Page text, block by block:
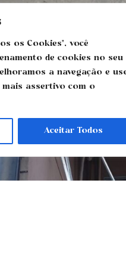
os Cookies", você
de cookies no seu
a navegação e
mais assertivo com o
Aceitar Todos